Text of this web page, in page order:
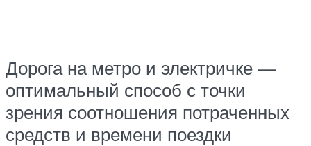
Дорога на метро и электричке —
оптимальный способ с точки
зрения соотношения потраченных
средств и времени поездки